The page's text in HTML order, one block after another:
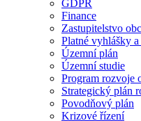
GDPR
Finance
Zastupitelstvo
Platné vyhlášky
Územní plán
Územní studie
Program rozvoje
Strategický plán
Povodňový plán
Krizové řízení